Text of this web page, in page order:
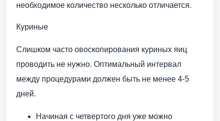
необходимое количество несколько отличается.
Куриные
Слишком часто овоскопирования куриных яиц
проводить не нужно. Оптимальный интервал
между процедурами должен быть не менее 4-5
дней.
Начиная с четвертого дня уже можно